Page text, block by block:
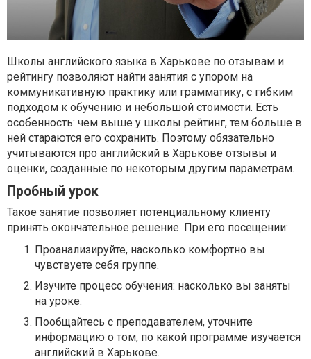
Школы английского языка в Харькове по отзывам и
рейтингу позволяют найти занятия с упором на
коммуникативную практику или грамматику, с гибким
подходом к обучению и небольшой стоимости. Есть
особенность: чем выше у школы рейтинг, тем больше в
ней стараются его сохранить. Поэтому обязательно
учитываются про английский в Харькове отзывы и
оценки, созданные по некоторым другим параметрам.
Пробный урок
Такое занятие позволяет потенциальному клиенту
принять окончательное решение. При его посещении:
Проанализируйте, насколько комфортно вы
чувствуете себя группе.
Изучите процесс обучения: насколько вы заняты
на уроке.
Пообщайтесь с преподавателем, уточните
информацию о том, по какой программе изучается
английский в Харькове.